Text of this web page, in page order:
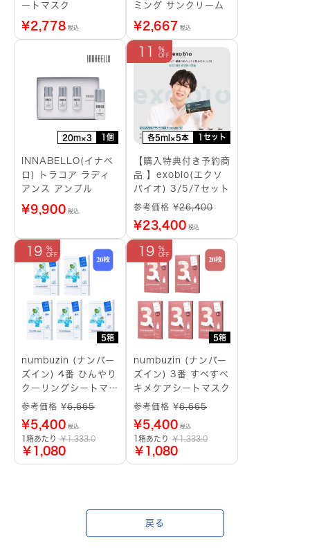
ートマスク
¥2,778 税込
ミング サンクリーム
¥2,667 税込
20m×3 1個
INNABELLO(イナベ
ロ) トラコア ラディ
アンス アンプル
¥9,900 税込
各5ml×5本 1セット
11
【購入特典付き予約商
品 】exobio(エクソ
バイオ) 3/5/7セット
参考価格 ¥26,400
¥23,400 税込
5箱
19
numbuzin (ナンバー
ズイン) 4番 ひんやり
クーリングシートマス
ク
参考価格 ¥6,665
¥5,400 税込
1箱あたり ￥1,333.0
￥1,080
5箱
19
numbuzin (ナンバー
ズイン) 3番 すべすべ
キメケアシートマスク
参考価格 ¥6,665
¥5,400 税込
1箱あたり ￥1,333.0
￥1,080
戻る